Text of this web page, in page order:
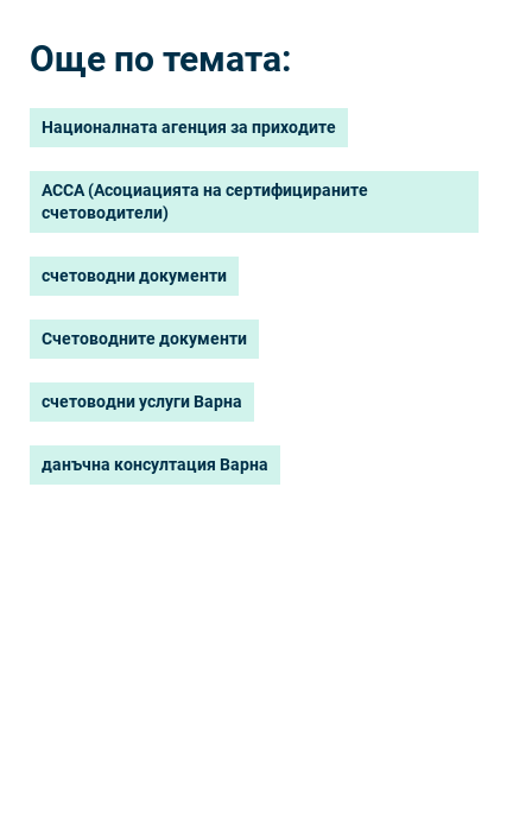
Още по темата:
Националната агенция за приходите
ACCA (Асоциацията на сертифицираните
счетоводители)
счетоводни документи
Счетоводните документи
счетоводни услуги Варна
данъчна консултация Варна